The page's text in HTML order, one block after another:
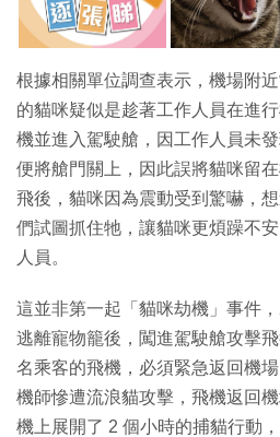
根據相關單位調查表示，機場附
的貓咪疑似是趁著工作人員在進
機並進入駕駛艙，因工作人員未
便將艙門關上，因此誤將貓咪留
飛後，貓咪因為震動受到驚嚇，
們試圖抓住牠，讓貓咪更煩躁不
人員。
這並非第一起「貓咪劫機」事件
逃離寵物籠後，闖進駕駛艙攻擊
名乘客的飛機，必須緊急返回機
機師慘遭流浪貓攻擊，飛機返回
機上展開了 2 個小時的捕貓行動